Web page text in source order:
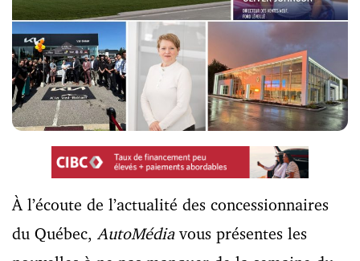
À l’écoute de l’actualité des concessionnaires
du Québec, AutoMédiavous présentes les